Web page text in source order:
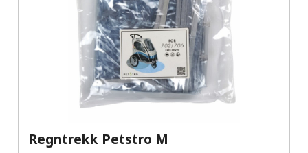
Regntrekk Petstro M